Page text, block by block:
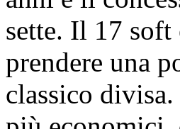
sette. Il 17 soft
prendere una
classico